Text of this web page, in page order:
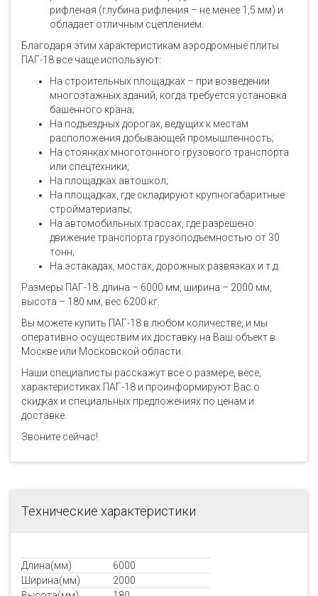
рифленая (глубина рифления – не менее 1,5 мм) и
обладает отличным сцеплением.
Благодаря этим характеристикам аэродромные плиты
ПАГ-18 все чаще используют:
На строительных площадках – при возведении
многоэтажных зданий, когда требуется установка
башенного крана;
На подъездных дорогах, ведущих к местам
расположения добывающей промышленность;
На стоянках многотонного грузового транспорта
или спецтехники;
На площадках автошкол;
На площадках, где складируют крупногабаритные
стройматериалы;
На автомобильных трассах, где разрешено
движение транспорта грузоподъемностью от 30
тонн;
На эстакадах, мостах, дорожных развязках и т.д.
Размеры ПАГ-18: длина – 6000 мм, ширина – 2000 мм,
высота – 180 мм, вес 6200 кг.
Вы можете купить ПАГ-18 в любом количестве, и мы
оперативно осуществим их доставку на Ваш объект в
Москве или Московской области.
Наши специалисты расскажут всё о размере, весе,
характеристиках ПАГ-18 и проинформируют Вас о
скидках и специальных предложениях по ценам и
доставке.
Звоните сейчас!
Технические характеристики
Длина(мм)
6000
Ширина(мм)
2000